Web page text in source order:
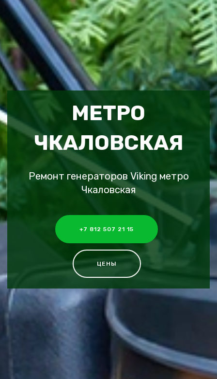
МЕТРО
ЧКАЛОВСКАЯ
Ремонт генераторов Viking метро
Чкаловская
+7 812 507 21 15
ЦЕНЫ